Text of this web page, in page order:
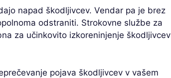
napad škodljivcev. Vendar pa je brez
odstraniti. Strokovne službe za
za učinkovito izkoreninjenje škodljivcev
pojava škodljivcev v vašem